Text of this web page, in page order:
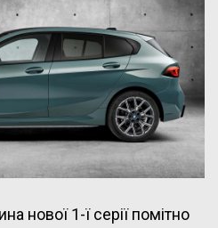
нової 1-ї серії помітно